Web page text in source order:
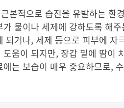
본적으로 습진을 유발하는
물이나 세제에 강하도록 해
되거나, 세제 등으로 피부에
움이 되지만, 장갑 밑에 땀이
는 보습이 매우 중요하므로,